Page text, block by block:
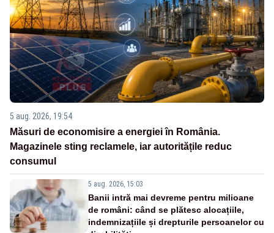
5 aug. 2026, 19:54
Măsuri de economisire a energiei în România.
Magazinele sting reclamele, iar autoritățile reduc
consumul
5 aug. 2026, 15:03
Banii intră mai devreme pentru milioane
de români: când se plătesc alocațiile,
indemnizațiile și drepturile persoanelor cu